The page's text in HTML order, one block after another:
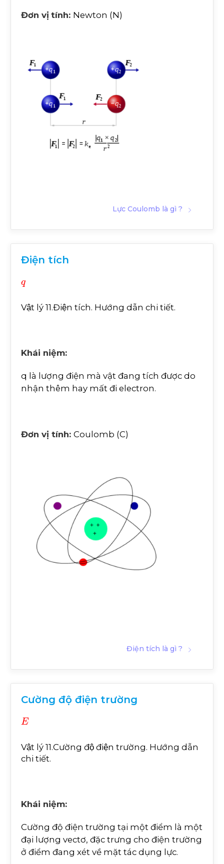
Đơn vị tính: Newton (N)
Lực Coulomb là gì ?
Điện tích
Vật lý 11.Điện tích. Hướng dẫn chi tiết.
Khái niệm:
q là lượng điện mà vật đang tích được do
nhận thêm hay mất đi electron.
Đơn vị tính: Coulomb (C)
Điện tích là gì ?
Cường độ điện trường
E
Vật lý 11.Cường độ điện trường. Hướng dẫn
chi tiết.
Khái niệm:
Cường độ điện trường tại một điểm là một
đại lượng vectơ, đặc trưng cho điện trường
ở điểm đang xét về mặt tác dụng lực.